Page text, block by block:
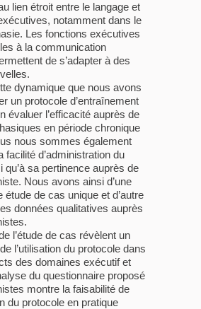
lien étroit entre le langage et
notamment dans le
Les fonctions exécutives
à la communication
de s’adapter à des
dynamique que nous avons
un protocole d’entraînement
évaluer l’efficacité auprès de
en période chronique
nous sommes également
facilité d’administration du
qu’à sa pertinence auprès de
Nous avons ainsi d’une
étude de cas unique et d’autre
données qualitatives auprès
l’étude de cas révèlent un
l’utilisation du protocole dans
des domaines exécutif et
du questionnaire proposé
montre la faisabilité de
du protocole en pratique